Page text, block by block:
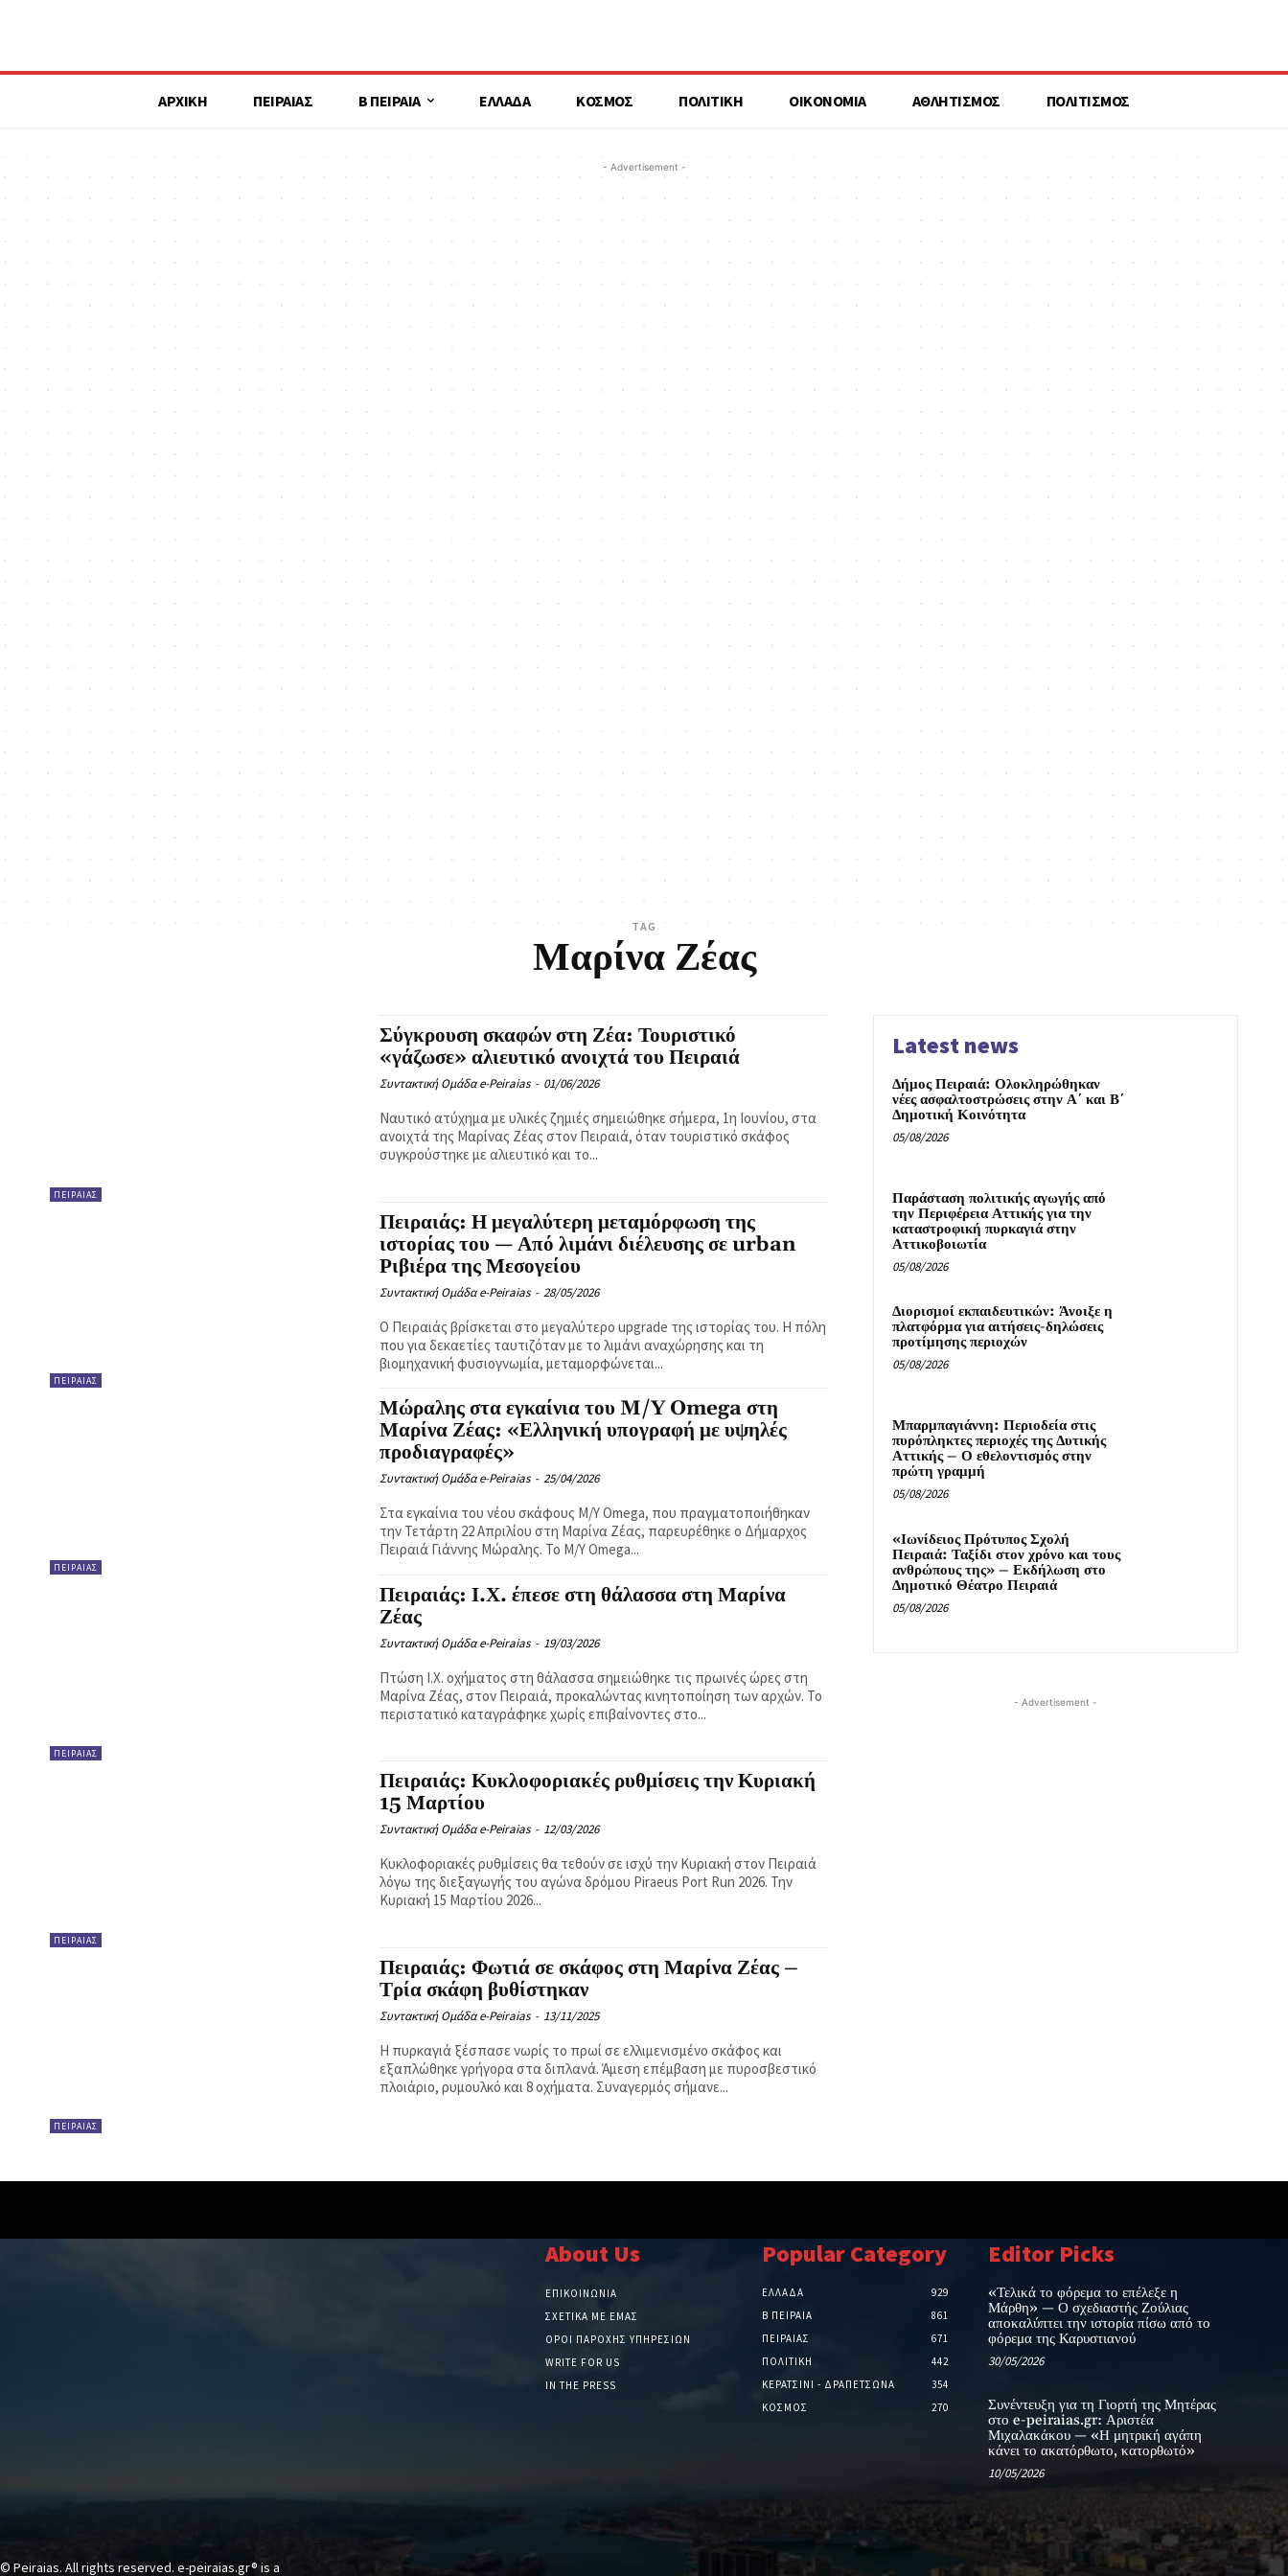
ΑΡΧΙΚΗ ΠΕΙΡΑΙΑΣ Β ΠΕΙΡΑΙΑ ΕΛΛΑΔΑ ΚΟΣΜΟΣ ΠΟΛΙΤΙΚΗ ΟΙΚΟΝΟΜΙΑ ΑΘΛΗΤΙΣΜΟΣ ΠΟΛΙΤΙΣΜΟΣ
- Advertisement -
TAG
Μαρίνα Ζέας
ΠΕΙΡΑΙΑΣ
Σύγκρουση σκαφών στη Ζέα: Τουριστικό
«γάζωσε» αλιευτικό ανοιχτά του Πειραιά
Συντακτική Ομάδα e-Peiraias - 01/06/2026
Ναυτικό ατύχημα με υλικές ζημιές σημειώθηκε σήμερα, 1η Ιουνίου, στα
ανοιχτά της Μαρίνας Ζέας στον Πειραιά, όταν τουριστικό σκάφος
συγκρούστηκε με αλιευτικό και το...
ΠΕΙΡΑΙΑΣ
Πειραιάς: Η μεγαλύτερη μεταμόρφωση της
ιστορίας του — Από λιμάνι διέλευσης σε urban
Ριβιέρα της Μεσογείου
Συντακτική Ομάδα e-Peiraias - 28/05/2026
Ο Πειραιάς βρίσκεται στο μεγαλύτερο upgrade της ιστορίας του. Η πόλη
που για δεκαετίες ταυτιζόταν με το λιμάνι αναχώρησης και τη
βιομηχανική φυσιογνωμία, μεταμορφώνεται...
ΠΕΙΡΑΙΑΣ
Μώραλης στα εγκαίνια του M/Y Omega στη
Μαρίνα Ζέας: «Ελληνική υπογραφή με υψηλές
προδιαγραφές»
Συντακτική Ομάδα e-Peiraias - 25/04/2026
Στα εγκαίνια του νέου σκάφους M/Y Omega, που πραγματοποιήθηκαν
την Τετάρτη 22 Απριλίου στη Μαρίνα Ζέας, παρευρέθηκε ο Δήμαρχος
Πειραιά Γιάννης Μώραλης. Το M/Y Omega...
ΠΕΙΡΑΙΑΣ
Πειραιάς: Ι.Χ. έπεσε στη θάλασσα στη Μαρίνα
Ζέας
Συντακτική Ομάδα e-Peiraias - 19/03/2026
Πτώση Ι.Χ. οχήματος στη θάλασσα σημειώθηκε τις πρωινές ώρες στη
Μαρίνα Ζέας, στον Πειραιά, προκαλώντας κινητοποίηση των αρχών. Το
περιστατικό καταγράφηκε χωρίς επιβαίνοντες στο...
ΠΕΙΡΑΙΑΣ
Πειραιάς: Κυκλοφοριακές ρυθμίσεις την Κυριακή
15 Μαρτίου
Συντακτική Ομάδα e-Peiraias - 12/03/2026
Κυκλοφοριακές ρυθμίσεις θα τεθούν σε ισχύ την Κυριακή στον Πειραιά
λόγω της διεξαγωγής του αγώνα δρόμου Piraeus Port Run 2026. Την
Κυριακή 15 Μαρτίου 2026...
ΠΕΙΡΑΙΑΣ
Πειραιάς: Φωτιά σε σκάφος στη Μαρίνα Ζέας –
Τρία σκάφη βυθίστηκαν
Συντακτική Ομάδα e-Peiraias - 13/11/2025
Η πυρκαγιά ξέσπασε νωρίς το πρωί σε ελλιμενισμένο σκάφος και
εξαπλώθηκε γρήγορα στα διπλανά. Άμεση επέμβαση με πυροσβεστικό
πλοιάριο, ρυμουλκό και 8 οχήματα. Συναγερμός σήμανε...
Latest news
Δήμος Πειραιά: Ολοκληρώθηκαν
νέες ασφαλτοστρώσεις στην Α΄ και Β΄
Δημοτική Κοινότητα
05/08/2026
Παράσταση πολιτικής αγωγής από
την Περιφέρεια Αττικής για την
καταστροφική πυρκαγιά στην
Αττικοβοιωτία
05/08/2026
Διορισμοί εκπαιδευτικών: Άνοιξε η
πλατφόρμα για αιτήσεις-δηλώσεις
προτίμησης περιοχών
05/08/2026
Μπαρμπαγιάννη: Περιοδεία στις
πυρόπληκτες περιοχές της Δυτικής
Αττικής – Ο εθελοντισμός στην
πρώτη γραμμή
05/08/2026
«Ιωνίδειος Πρότυπος Σχολή
Πειραιά: Ταξίδι στον χρόνο και τους
ανθρώπους της» – Εκδήλωση στο
Δημοτικό Θέατρο Πειραιά
05/08/2026
- Advertisement -
© Peiraias. All rights reserved. e-peiraias.gr® is a
About Us
ΕΠΙΚΟΙΝΩΝΙΑ
ΣΧΕΤΙΚΆ ΜΕ ΕΜΆΣ
ΌΡΟΙ ΠΑΡΟΧΉΣ ΥΠΗΡΕΣΙΏΝ
WRITE FOR US
IN THE PRESS
Popular Category
ΕΛΛΑΔΑ
929
Β ΠΕΙΡΑΙΑ
861
ΠΕΙΡΑΙΑΣ
671
ΠΟΛΙΤΙΚΗ
442
ΚΕΡΑΤΣΙΝΙ - ΔΡΑΠΕΤΣΩΝΑ
354
ΚΟΣΜΟΣ
270
Editor Picks
«Τελικά το φόρεμα το επέλεξε η
Μάρθη» — Ο σχεδιαστής Ζούλιας
αποκαλύπτει την ιστορία πίσω από το
φόρεμα της Καρυστιανού
30/05/2026
Συνέντευξη για τη Γιορτή της Μητέρας
στο e-peiraias.gr: Αριστέα
Μιχαλακάκου — «Η μητρική αγάπη
κάνει το ακατόρθωτο, κατορθωτό»
10/05/2026